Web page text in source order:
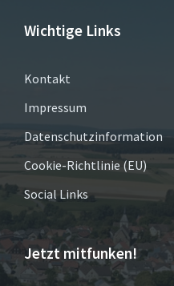
Wichtige Links
Kontakt
Impressum
Datenschutzinformation
Cookie-Richtlinie (EU)
Social Links
Jetzt mitfunken!